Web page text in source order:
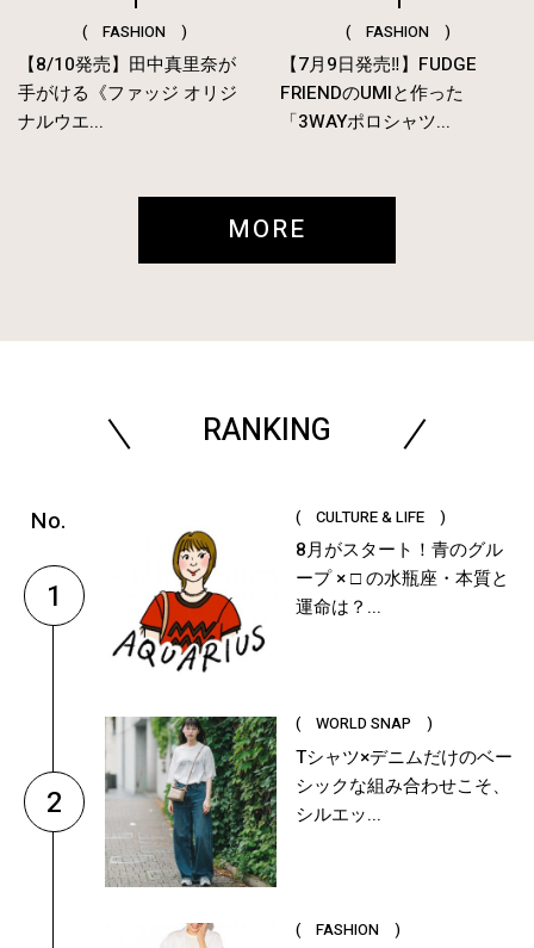
( FASHION )
【8/10発売】田中真里奈が
手がける《ファッジ オリジ
ナルウエ...
( FASHION )
【7月9日発売‼︎】FUDGE
FRIENDのUMIと作った
「3WAYポロシャツ...
MORE
RANKING
1
( CULTURE & LIFE )
8月がスタート！青のグル
ープ × □ の水瓶座・本質と
運命は？...
2
( WORLD SNAP )
Tシャツ×デニムだけのベー
シックな組み合わせこそ、
シルエッ...
( FASHION )